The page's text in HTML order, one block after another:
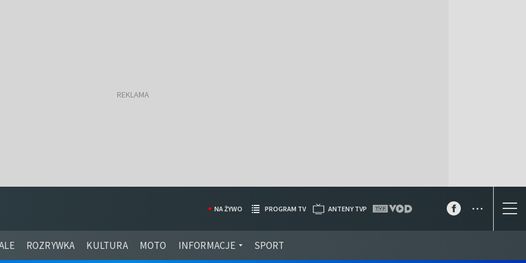
ROZRYWKA KULTURA MOTO INFORMACJE SPORT
NA ŻYWO PROGRAM TV ANTENY TVP ...